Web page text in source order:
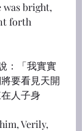
bright,
forth
：「我實實
要看見天開
人子身
Verily,